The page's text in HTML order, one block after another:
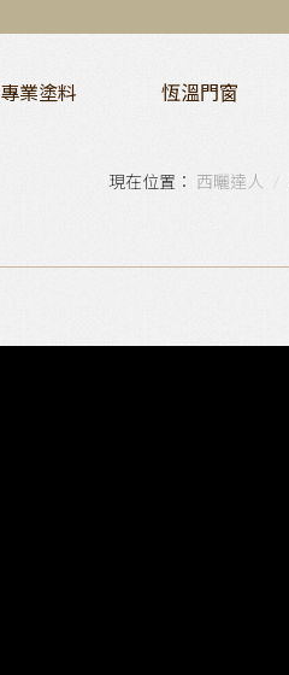
專業塗料 恆溫門窗
西曬達人